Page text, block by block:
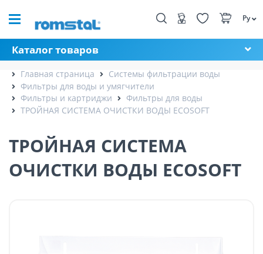
Ру
Каталог товаров
Главная страница
Системы фильтрации воды
Фильтры для воды и умягчители
Фильтры и картриджи
Фильтры для воды
ТРОЙНАЯ СИСТЕМА ОЧИСТКИ ВОДЫ ECOSOFT
ТРОЙНАЯ СИСТЕМА
ОЧИСТКИ ВОДЫ ECOSOFT